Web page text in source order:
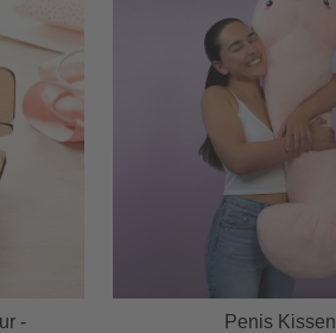
-
Penis Kissen